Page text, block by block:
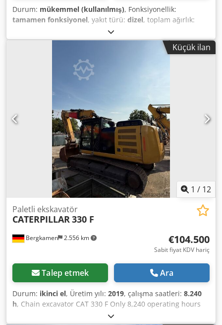
Durum: mükemmel (kullanılmış), Fonksiyonellik:
tamamen fonksiyonel, yakıt türü: dizel, toplam ağırlık:
, Donanım:
paletler, CATERPILLAR 330, üretim yılı 2021, çalışma saati
8699, ağırlık 30800 kg, güç 205 kW, hidrolik kırıcı/maşa
sistemi, hızlı bağlantı sistemi, kilitleme vanaları, orijinal
boya, kaynak izi yok. Dcsdpfjzrtluox Ai Nek
Küçük ilan
1 / 12
Bergkamen 2.556 km
Paletli ekskavatör
CATERPILLAR330 F
€104.500
Sabit fiyat KDV hariç
Talep etmek Ara
Durum: ikinci el, Üretim yılı: 2019, çalışma saatleri: 8.240
h, Chain excavator CAT 330 F Only 8,240 operating hours
Dodpszrrnnsfx Ai Nock Top condition Engine: Cat C7.1,